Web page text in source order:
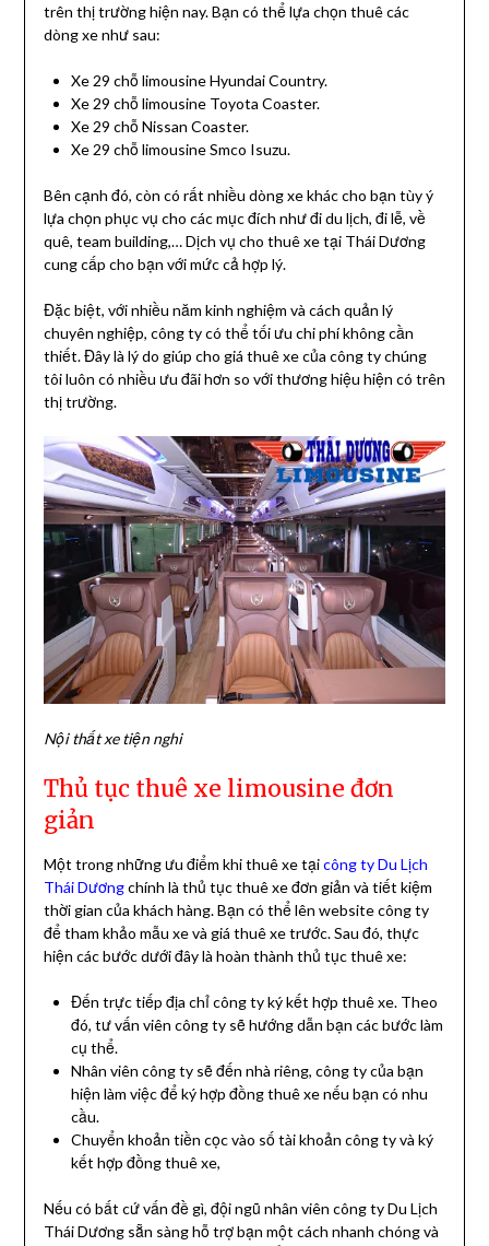
trên thị trường hiện nay. Bạn có thể lựa chọn thuê các
dòng xe như sau:
Xe 29 chỗ limousine Hyundai Country.
Xe 29 chỗ limousine Toyota Coaster.
Xe 29 chỗ Nissan Coaster.
Xe 29 chỗ limousine Smco Isuzu.
Bên cạnh đó, còn có rất nhiều dòng xe khác cho bạn tùy ý
lựa chọn phục vụ cho các mục đích như đi du lịch, đi lễ, về
quê, team building,… Dịch vụ cho thuê xe tại Thái Dương
cung cấp cho bạn với mức cả hợp lý.
Đặc biệt, với nhiều năm kinh nghiệm và cách quản lý
chuyên nghiệp, công ty có thể tối ưu chi phí không cần
thiết. Đây là lý do giúp cho giá thuê xe của công ty chúng
tôi luôn có nhiều ưu đãi hơn so với thương hiệu hiện có trên
thị trường.
Nội thất xe tiện nghi
Thủ tục thuê xe limousine đơn
giản
Một trong những ưu điểm khi thuê xe tạicông ty Du Lịch
Thái Dươngchính là thủ tục thuê xe đơn giản và tiết kiệm
thời gian của khách hàng. Bạn có thể lên website công ty
để tham khảo mẫu xe và giá thuê xe trước. Sau đó, thực
hiện các bước dưới đây là hoàn thành thủ tục thuê xe:
Đến trực tiếp địa chỉ công ty ký kết hợp thuê xe. Theo
đó, tư vấn viên công ty sẽ hướng dẫn bạn các bước làm
cụ thể.
Nhân viên công ty sẽ đến nhà riêng, công ty của bạn
hiện làm việc để ký hợp đồng thuê xe nếu bạn có nhu
cầu.
Chuyển khoản tiền cọc vào số tài khoản công ty và ký
kết hợp đồng thuê xe,
Nếu có bất cứ vấn đề gì, đội ngũ nhân viên công ty Du Lịch
Thái Dương sẵn sàng hỗ trợ bạn một cách nhanh chóng và